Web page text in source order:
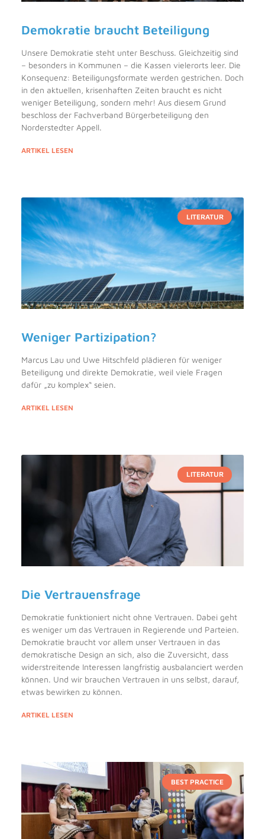
Demokratie braucht Beteiligung
Unsere Demokratie steht unter Beschuss. Gleichzeitig sind
– besonders in Kommunen – die Kassen vielerorts leer. Die
Konsequenz: Beteiligungsformate werden gestrichen. Doch
in den aktuellen, krisenhaften Zeiten braucht es nicht
weniger Beteiligung, sondern mehr! Aus diesem Grund
beschloss der Fachverband Bürgerbeteiligung den
Norderstedter Appell.
ARTIKEL LESEN
LITERATUR
Weniger Partizipation?
Marcus Lau und Uwe Hitschfeld plädieren für weniger
Beteiligung und direkte Demokratie, weil viele Fragen
dafür „zu komplex“ seien.
ARTIKEL LESEN
LITERATUR
Die Vertrauensfrage
Demokratie funktioniert nicht ohne Vertrauen. Dabei geht
es weniger um das Vertrauen in Regierende und Parteien.
Demokratie braucht vor allem unser Vertrauen in das
demokratische Design an sich, also die Zuversicht, dass
widerstreitende Interessen langfristig ausbalanciert werden
können. Und wir brauchen Vertrauen in uns selbst, darauf,
etwas bewirken zu können.
ARTIKEL LESEN
BEST PRACTICE